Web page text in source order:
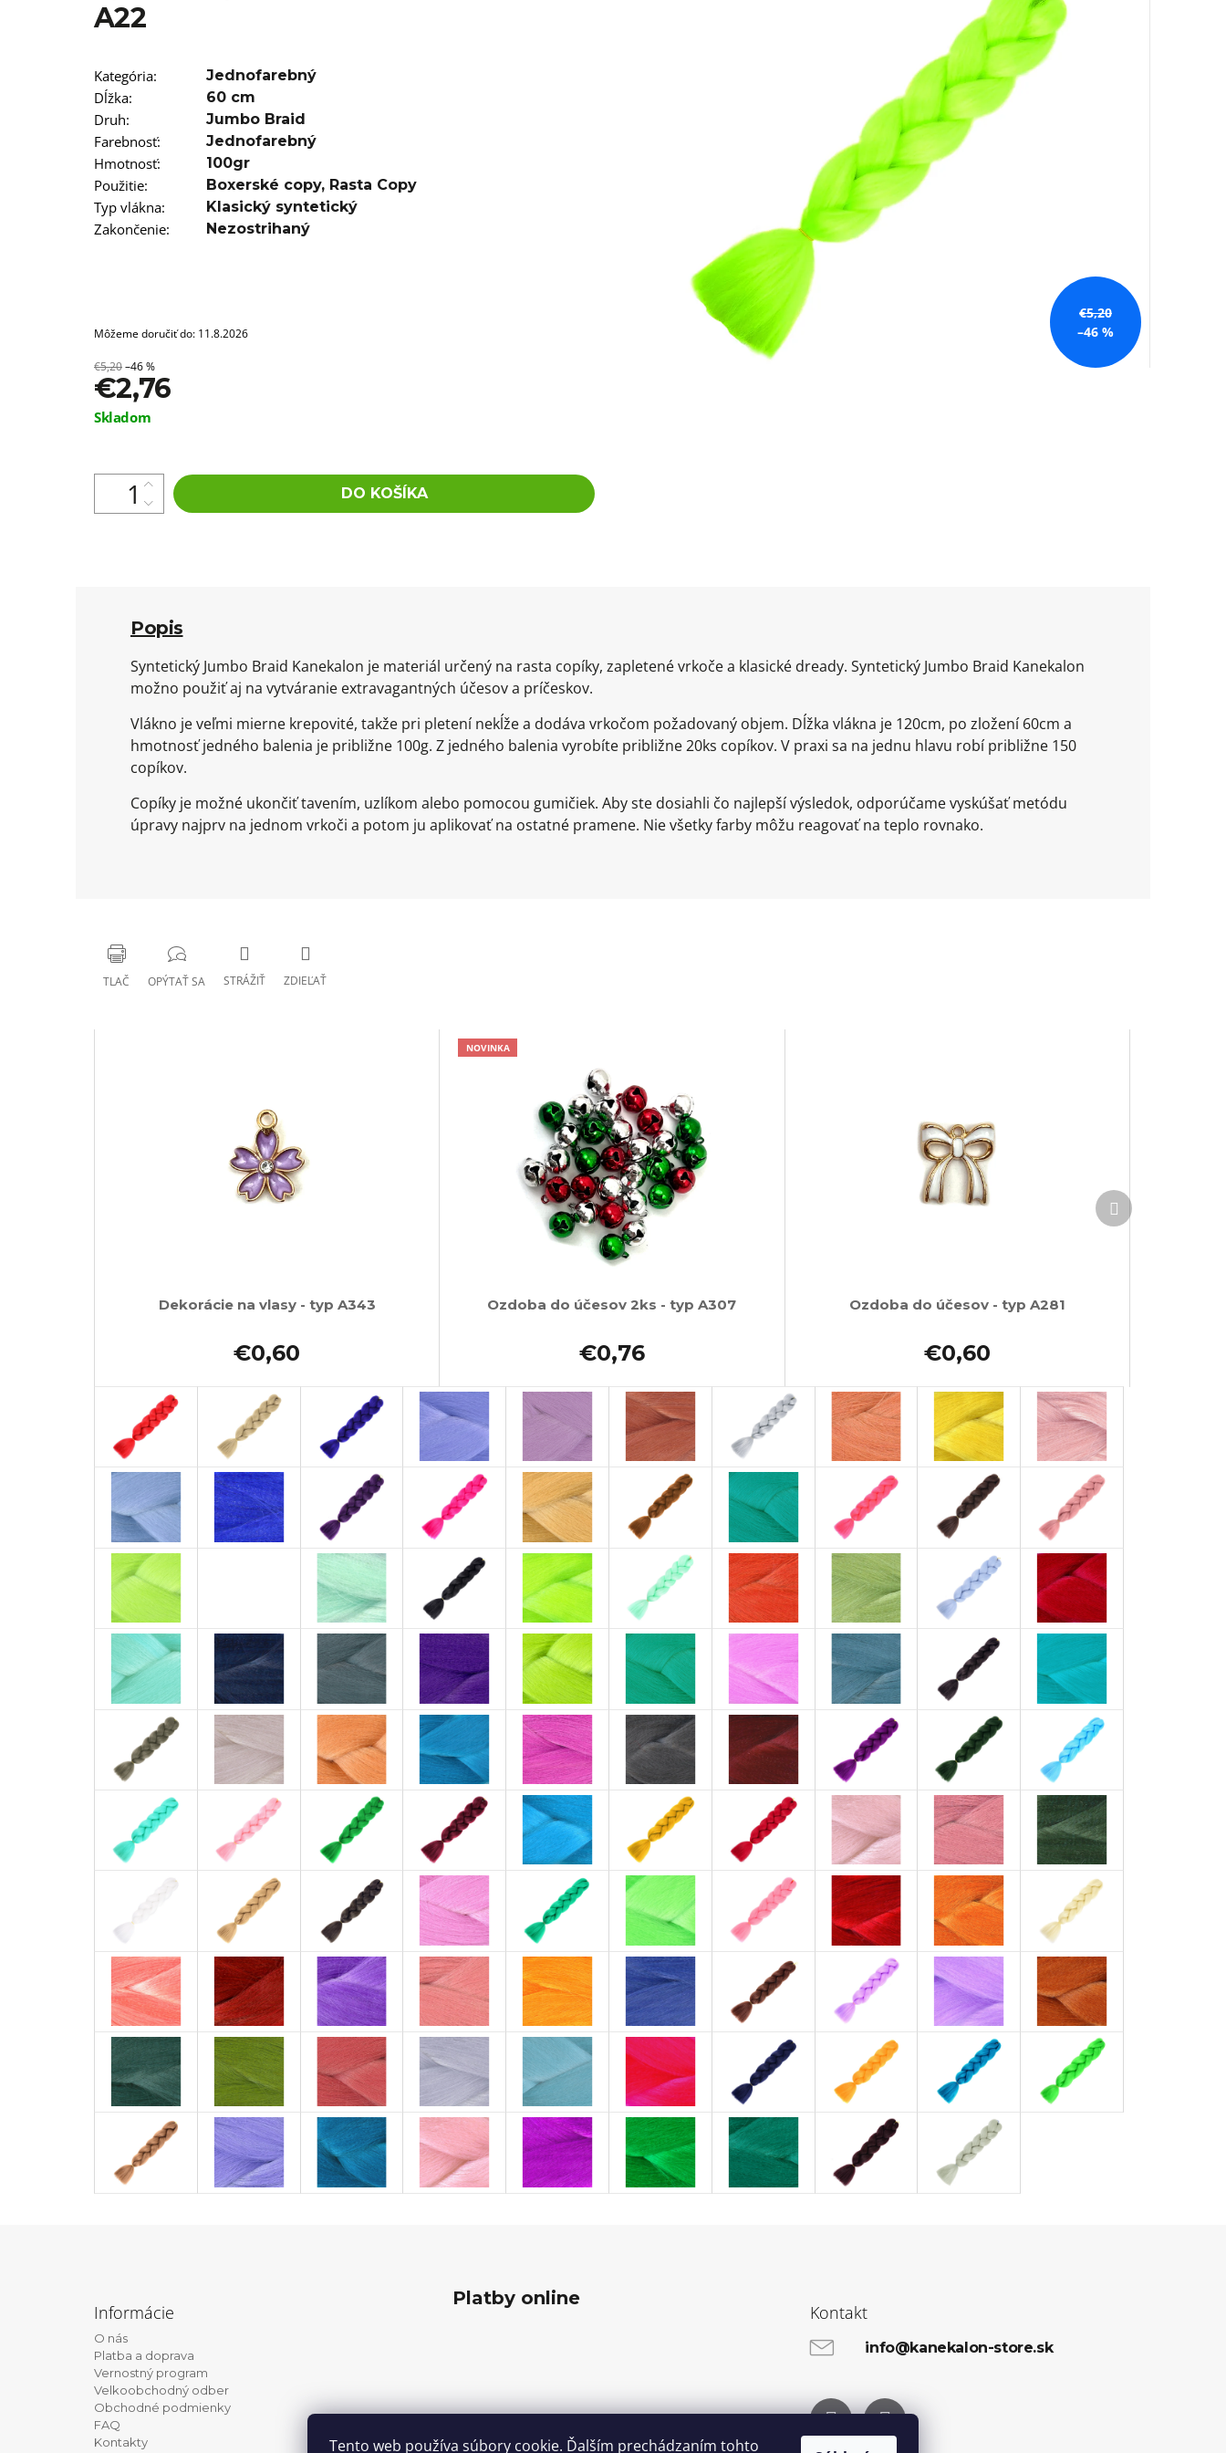
Tento web používa súbory cookie. Ďalším prechádzaním tohto
A22
€5,20
–46 %
Kategória: Jednofarebný
Dĺžka: 60 cm
Druh: Jumbo Braid
Farebnosť: Jednofarebný
Hmotnosť: 100gr
Použitie: Boxerské copy, Rasta Copy
Typ vlákna: Klasický syntetický
Zakončenie: Nezostrihaný
Môžeme doručiť do: 11.8.2026
€5,20–46 %
€2,76
Jednotková
Skladom
DO KOŠÍKA
Popis
Syntetický Jumbo Braid Kanekalon je materiál určený na rasta copíky, zapletené vrkoče a klasické dready. Syntetický Jumbo Braid Kanekalon
možno použiť aj na vytváranie extravagantných účesov a príčeskov.
Vlákno je veľmi mierne krepovité, takže pri pletení nekĺže a dodáva vrkočom požadovaný objem. Dĺžka vlákna je 120cm, po zložení 60cm a
hmotnosť jedného balenia je približne 100g. Z jedného balenia vyrobíte približne 20ks copíkov. V praxi sa na jednu hlavu robí približne 150
copíkov.
Copíky je možné ukončiť tavením, uzlíkom alebo pomocou gumičiek. Aby ste dosiahli čo najlepší výsledok, odporúčame vyskúšať metódu
úpravy najprv na jednom vrkoči a potom ju aplikovať na ostatné pramene. Nie všetky farby môžu reagovať na teplo rovnako.
TLAČ OPÝTAŤ SA STRÁŽIŤ ZDIEĽAŤ
Dekorácie na vlasy - typ A343
€0,60
NOVINKA
Ozdoba do účesov 2ks - typ A307
€0,76
Ozdoba do účesov - typ A281
€0,60
Ďalší
produkt
€5,96
Informácie
O nás
Platba a doprava
Vernostný program
Velkoobchodný odber
Obchodné podmienky
FAQ
Kontakty
Platby online
Kontakt
info@kanekalon-store.sk
Facebook